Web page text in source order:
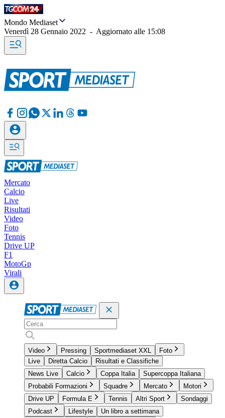
Mondo Mediaset
Venerdì 28 Gennaio 2022 - Aggiornato alle 15:08
Mercato
Calcio
Live
Risultati
Video
Foto
Tennis
Drive UP
F1
MotoGp
Virali
Video Pressing Sportmediaset XXL
Foto
Live
Diretta Calcio
Risultati e Classifiche
News Live
Calcio Coppa Italia
Supercoppa Italiana
Probabili Formazioni
Squadre Mercato
Motori
Drive UP
Formula E Tennis Altri Sport
Sondaggi
Podcast
Lifestyle
Un libro a settimana